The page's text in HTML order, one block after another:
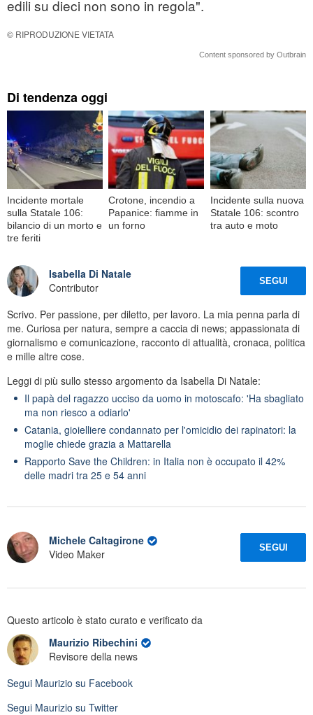
edili su dieci non sono in regola".
© RIPRODUZIONE VIETATA
Content sponsored by Outbrain
Di tendenza oggi
Incidente mortale
sulla Statale 106:
bilancio di un morto e
tre feriti
Crotone, incendio a
Papanice: fiamme in
un forno
Incidente sulla nuova
Statale 106: scontro
tra auto e moto
Isabella Di Natale
Contributor
SEGUI
Scrivo. Per passione, per diletto, per lavoro. La mia penna parla di
me. Curiosa per natura, sempre a caccia di news; appassionata di
giornalismo e comunicazione, racconto di attualità, cronaca, politica
e mille altre cose.
Leggi di più sullo stesso argomento da Isabella Di Natale:
Il papà del ragazzo ucciso da uomo in motoscafo: 'Ha sbagliato
ma non riesco a odiarlo'
Catania, gioielliere condannato per l'omicidio dei rapinatori: la
moglie chiede grazia a Mattarella
Rapporto Save the Children: in Italia non è occupato il 42%
delle madri tra 25 e 54 anni
Michele Caltagirone
Video Maker
SEGUI
Questo articolo è stato curato e verificato da
Maurizio Ribechini
Revisore della news
Segui Maurizio su Facebook
Segui Maurizio su Twitter